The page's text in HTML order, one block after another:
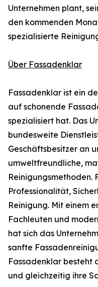
Unternehmen plant,
den kommenden
spezialisierte
Über Fassadenklar
Fassadenklar ist ein
auf schonende
spezialisiert hat. Das
bundesweite
Geschäftsbesitzer an
umweltfreundliche,
Professionalität,
Reinigung. Mit einem
Fachleuten und
hat sich das
sanfte
Fassadenklar besteht
und gleichzeitig ihre